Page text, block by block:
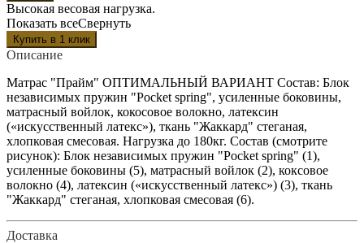
Высокая весовая нагрузка.
Показать всеСвернуть
Описание
Матрас "Прайм" ОПТИМАЛЬНЫЙ ВАРИАНТ Состав: Блок
независимых пружин "Pocket spring", усиленные боковины,
матрасный войлок, кокосовое волокно, латексин
(«искусственный латекс»), ткань "Жаккард" стеганая,
хлопковая смесовая. Нагрузка до 180кг. Состав (смотрите
рисунок): Блок независимых пружин "Pocket spring" (1),
усиленные боковины (5), матрасный войлок (2), коксовое
волокно (4), латексин («искусственный латекс») (3), ткань
"Жаккард" стеганая, хлопковая смесовая (6).
Доставка